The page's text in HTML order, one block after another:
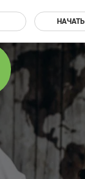
НАЧАТЬ